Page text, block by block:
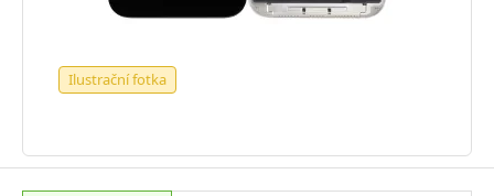
Ilustrační fotka